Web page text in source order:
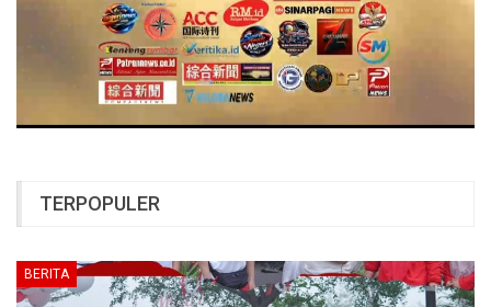
TERPOPULER
BERITA